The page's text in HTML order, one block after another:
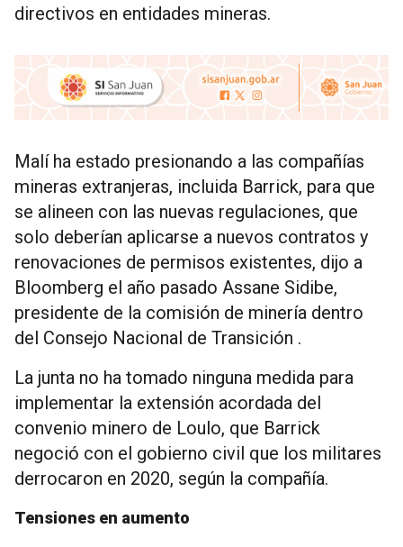
directivos en entidades mineras.
Malí ha estado presionando a las compañías
mineras extranjeras, incluida Barrick, para que
se alineen con las nuevas regulaciones, que
solo deberían aplicarse a nuevos contratos y
renovaciones de permisos existentes, dijo a
Bloomberg el año pasado Assane Sidibe,
presidente de la comisión de minería dentro
del Consejo Nacional de Transición .
La junta no ha tomado ninguna medida para
implementar la extensión acordada del
convenio minero de Loulo, que Barrick
negoció con el gobierno civil que los militares
derrocaron en 2020, según la compañía.
Tensiones en aumento